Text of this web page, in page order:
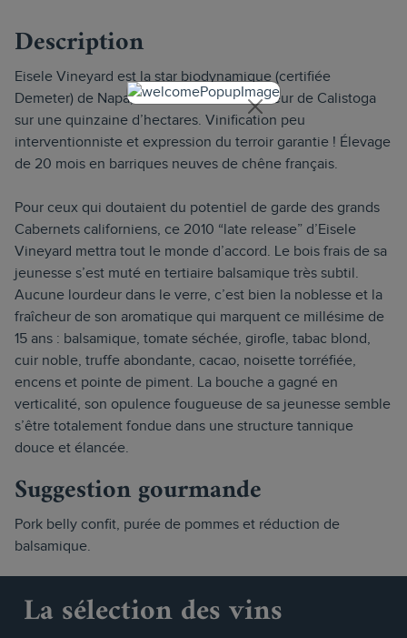
Description
Eisele Vineyard est la star biodynamique (certifiée
Demeter) de Napa, localisée dans le secteur de Calistoga
sur une quinzaine d’hectares. Vinification peu
interventionniste et expression du terroir garantie ! Élevage
de 20 mois en barriques neuves de chêne français.
Pour ceux qui doutaient du potentiel de garde des grands
Cabernets californiens, ce 2010 “late release” d’Eisele
Vineyard mettra tout le monde d’accord. Le bois frais de sa
jeunesse s’est muté en tertiaire balsamique très subtil.
Aucune lourdeur dans le verre, c’est bien la noblesse et la
fraîcheur de son aromatique qui marquent ce millésime de
15 ans : balsamique, tomate séchée, girofle, tabac blond,
cuir noble, truffe abondante, cacao, noisette torréfiée,
encens et pointe de piment. La bouche a gagné en
verticalité, son opulence fougueuse de sa jeunesse semble
s’être totalement fondue dans une structure tannique
douce et élancée.
Suggestion gourmande
Pork belly confit, purée de pommes et réduction de
balsamique.
La sélection des vins